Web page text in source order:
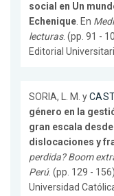
social en Un
Echenique. En
lecturas. (pp. 91 -
Editorial
SORIA, L. M. y
género en la
gran escala
dislocaciones y
perdida? Boom
Perú. (pp. 129 -
Universidad